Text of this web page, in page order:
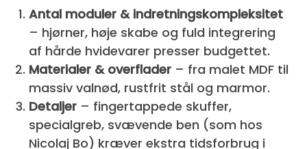
Antal moduler & indretnings­kompleksitet
– hjørner, høje skabe og fuld integrering
af hårde hvidevarer presser budgettet.
Materialer & overflader – fra malet MDF til
massiv valnød, rustfrit stål og marmor.
Detaljer – fingertappede skuffer,
specialgreb, svævende ben (som hos
Nicolaj Bo) kræver ekstra tidsforbrug i